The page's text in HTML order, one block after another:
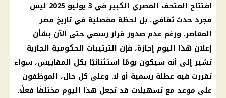
افتتاح المتحف المصري الكبير في 3 يوليو 2025 ليس
مجرد حدث ثقافي، بل لحظة مفصلية في تاريخ مصر
المعاصر. ورغم عدم صدور قرار رسمي حتى الآن بشأن
إعلان هذا اليوم إجازة، فإن الترتيبات الحكومية الجارية
تشير إلى أنه سيكون يومًا استثنائيًا بكل المقاييس، سواء
تقررت فيه عطلة رسمية أو لا. وعلى كل حال، الموظفون
على موعد مع تسهيلات قد تجعل هذا اليوم مختلفًا فعلًا.